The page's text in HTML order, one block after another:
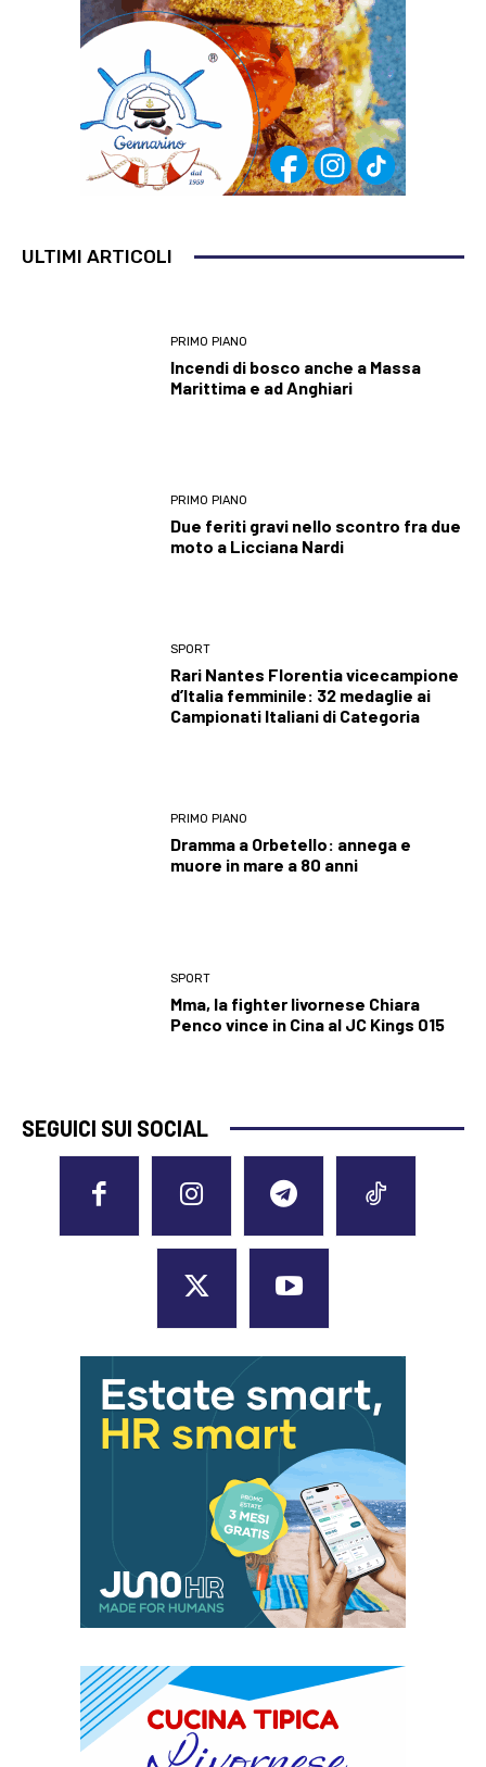
ULTIMI ARTICOLI
PRIMO PIANO
Incendi di bosco anche a Massa
Marittima e ad Anghiari
PRIMO PIANO
Due feriti gravi nello scontro fra due
moto a Licciana Nardi
SPORT
Rari Nantes Florentia vicecampione
d’Italia femminile: 32 medaglie ai
Campionati Italiani di Categoria
PRIMO PIANO
Dramma a Orbetello: annega e
muore in mare a 80 anni
SPORT
Mma, la fighter livornese Chiara
Penco vince in Cina al JC Kings 015
SEGUICI SUI SOCIAL